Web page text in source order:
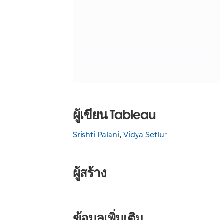
ผู้เขียน Tableau
Srishti Palani,Vidya Setlur
ผู้สร้าง